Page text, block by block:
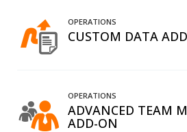
OPERATIONS
CUSTOM DATA
OPERATIONS
ADVANCED TEAM
ADD-ON